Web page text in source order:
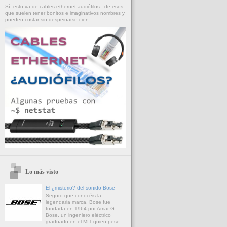
Sí, esto va de cables ethernet audiófilos , de esos
que suelen tener bonitos e imaginativos nombres y
pueden costar sin despeinarse cien...
Lo más visto
El ¿misterio? del sonido Bose
Seguro que conocéis la
legendaria marca. Bose fue
fundada en 1964 por Amar G.
Bose, un ingeniero eléctrico
graduado en el MIT quien pese ...